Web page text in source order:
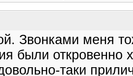
Звонками меня
были откровенно
таки